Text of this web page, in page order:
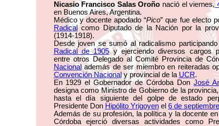
Nicasio Francisco Salas Oroño nació el viernes,
en Buenos Aires, Argentina.
Médico y docente apodado “Pico” que fue electo
Radical como Diputado de la Nación por la
(1914-1918).
Desde joven se sumó al radicalismo
Radical de 1905y ejerciendo diversos cargos
entre otros Delegado al Comité Provincia de
Nacional además de ser miembro en reiteradas
Convención Nacionaly provincial de la UCR.
En 1929 el Gobernador de Córdoba Don José
designa como Ministro de Gobierno de la
hasta el día siguiente del golpe de estado
Presidente Don Hipólito Yrigoyenel 6 de
Además de su profesión, la política y la docente
Córdoba ejerció diversas actividades como